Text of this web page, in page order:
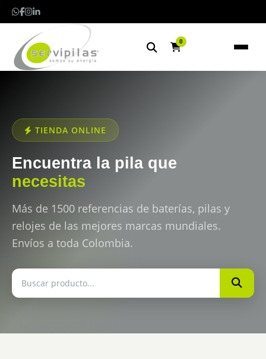
0
TIENDA ONLINE
Encuentra la pila que
necesitas
Más de 1500 referencias de baterías, pilas y
relojes de las mejores marcas mundiales.
Envíos a toda Colombia.